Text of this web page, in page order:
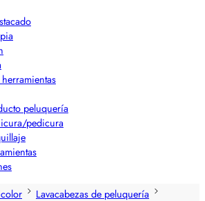
peluquería
pedicura
Lavacabezas de peluquería